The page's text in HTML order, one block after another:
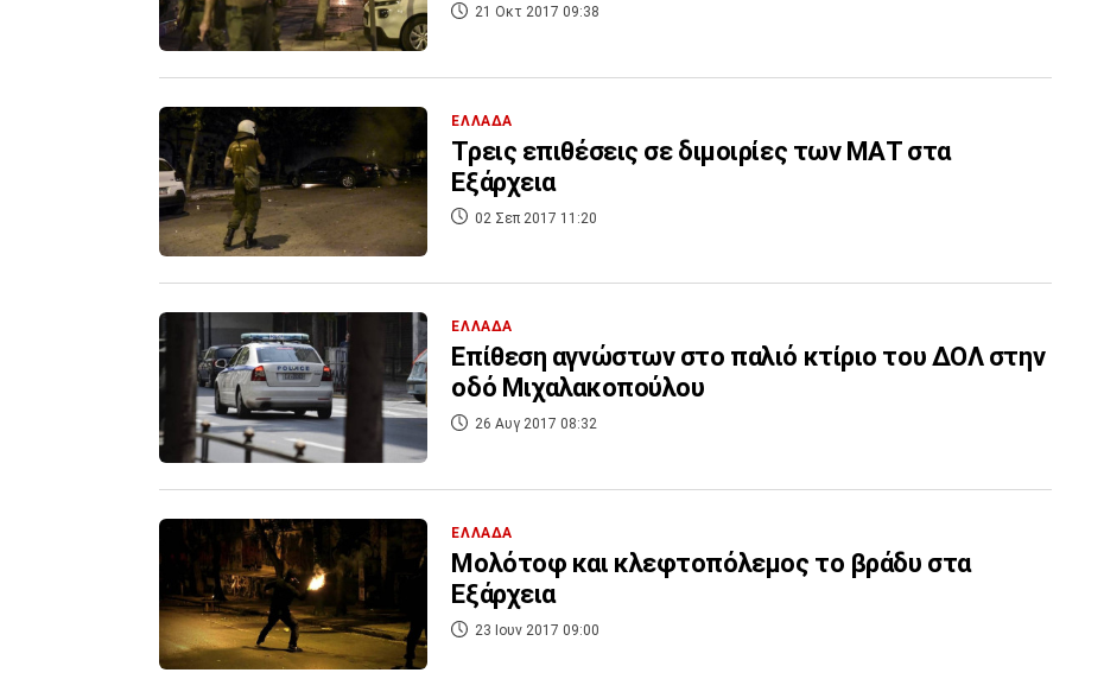
21 Οκτ 2017 09:38
ΕΛΛΑΔΑ
Τρεις επιθέσεις σε διμοιρίες των ΜΑΤ στα
Εξάρχεια
02 Σεπ 2017 11:20
ΕΛΛΑΔΑ
Επίθεση αγνώστων στο παλιό κτίριο του ΔΟΛ στην
οδό Μιχαλακοπούλου
26 Αυγ 2017 08:32
ΕΛΛΑΔΑ
Μολότοφ και κλεφτοπόλεμος το βράδυ στα
Εξάρχεια
23 Ιουν 2017 09:00